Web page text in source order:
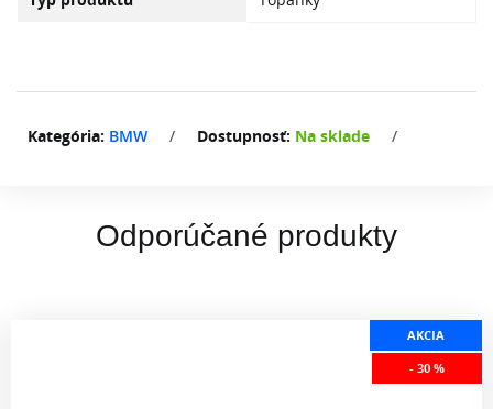
Kategória: BMW / Dostupnosť: Na sklade /
Odporúčané produkty
AKCIA
- 30 %